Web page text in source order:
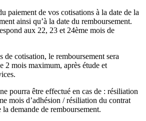
paiement de vos cotisations à la date de la
ainsi qu’à la date du remboursement.
aux 22, 23 et 24ème mois de
de cotisation, le remboursement sera
2 mois maximum, après étude et
pourra être effectué en cas de : résiliation
mois d’adhésion / résiliation du contrat
demande de remboursement.